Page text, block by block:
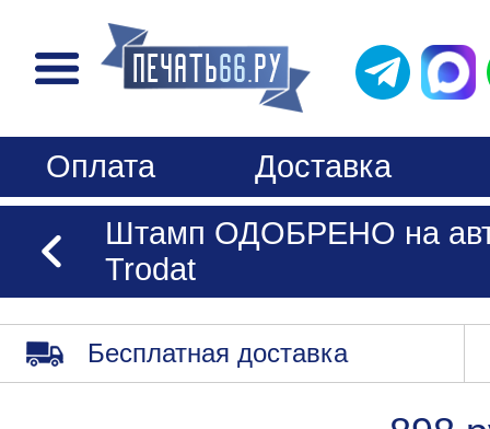
Оплата
Доставка
Штамп ОДОБРЕНО на
Trodat
Бесплатная доставка